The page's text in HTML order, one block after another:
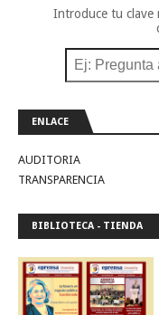
Introduce tu clave
ENLACE
AUDITORIA
TRANSPARENCIA
BIBLIOTECA - TIENDA